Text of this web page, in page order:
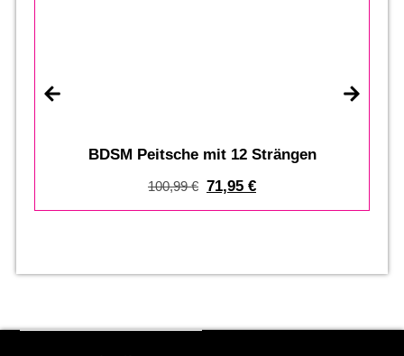
BDSM Peitsche mit 12 Strängen
100,99€ 71,95 €